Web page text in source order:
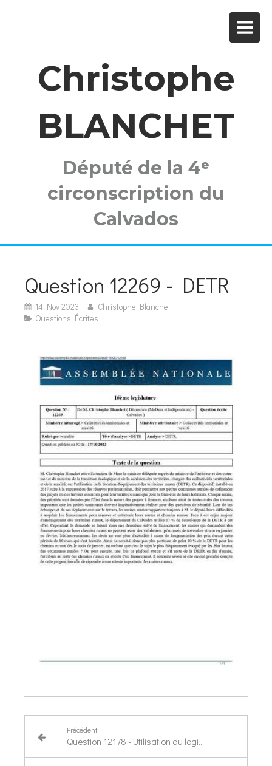
Christophe
BLANCHET
Député de la 4ᵉ
circonscription du
Calvados
Question 12269 - DETR
14 Nov 2023
Christophe Blanchet
Questions Écrites
Précédent
Question 12178 - Utilisation du logiciel CHORUS